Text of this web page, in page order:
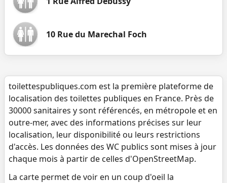
10 Rue du Marechal Foch
toilettespubliques.com est la première plateforme de
localisation des toilettes publiques en France. Près de
30000 sanitaires y sont référencés, en métropole et en
outre-mer, avec des informations précises sur leur
localisation, leur disponibilité ou leurs restrictions
d'accès. Les données des WC publics sont mises à jour
chaque mois à partir de celles d'OpenStreetMap.
La carte permet de voir en un coup d'oeil la